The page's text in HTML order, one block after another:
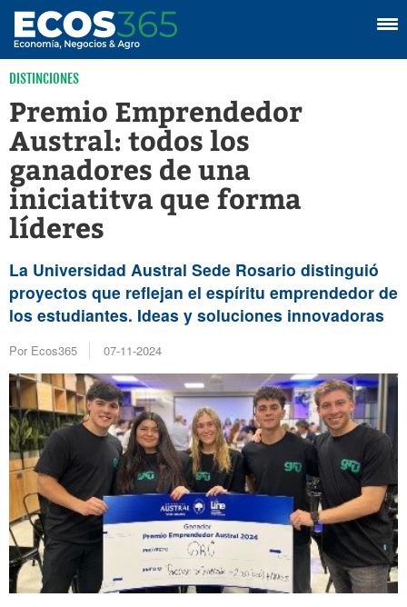
DISTINCIONES
Premio Emprendedor
Austral: todos los
ganadores de una
iniciatitva que forma
líderes
La Universidad Austral Sede Rosario distinguió
proyectos que reflejan el espíritu emprendedor de
los estudiantes. Ideas y soluciones innovadoras
Por Ecos365 07-11-2024